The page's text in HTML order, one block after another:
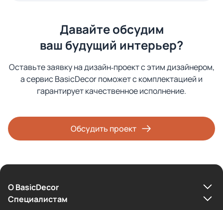
Давайте обсудим
ваш будущий интерьер?
Оставьте заявку на дизайн‑проект с этим дизайнером,
а сервис BasicDecor поможет с комплектацией и
гарантирует качественное исполнение.
Обсудить проект
О BasicDecor
Cпециалистам